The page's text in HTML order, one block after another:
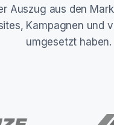
Auszug aus den
Kampagnen und
umgesetzt haben.